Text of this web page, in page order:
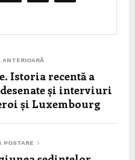
ANTERIOARĂ
Istoria recentă a
și interviuri
și Luxembourg
POSTARE